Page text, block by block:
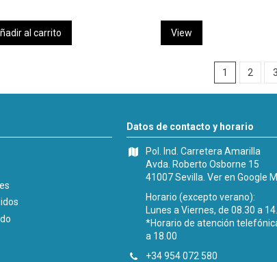
al carrito View
1 2 3
Datos de contacto y horario
Pol. Ind. Carretera Amarilla
Avda. Roberto Osborne 15
41007 Sevilla.Ver en Google
Horario (excepto verano):
Lunes a Viernes, de 08.30 a
*Horario de atención
a 18.00
+34 954 072 580